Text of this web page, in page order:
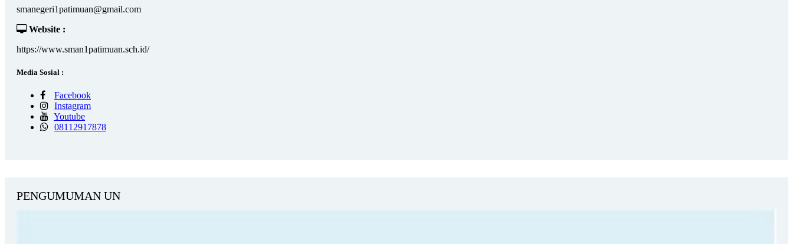
smanegeri1patimuan@gmail.com
Website :
https://www.sman1patimuan.sch.id/
Media Sosial :
Facebook
Instagram
Youtube
08112917878
PENGUMUMAN UN